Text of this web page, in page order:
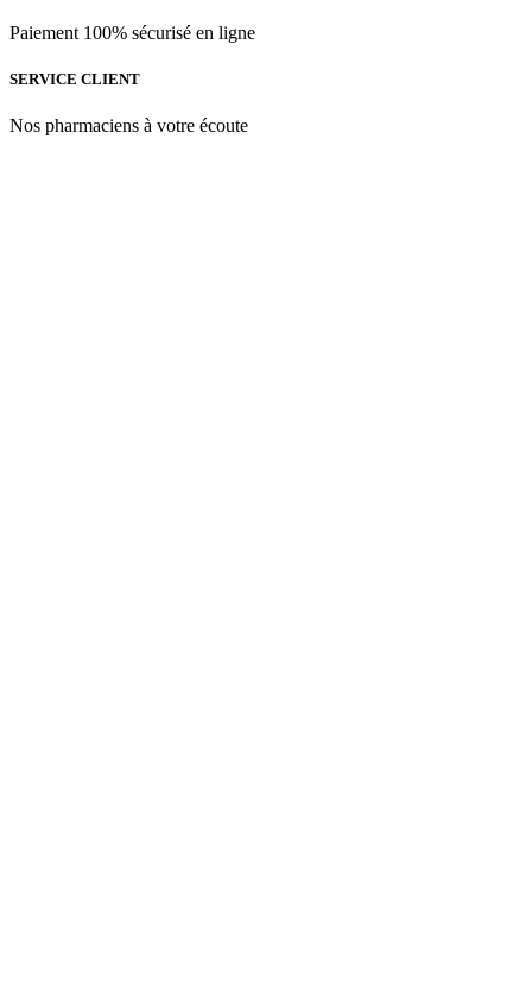
Paiement 100% sécurisé en ligne
SERVICE CLIENT
Nos pharmaciens à votre écoute